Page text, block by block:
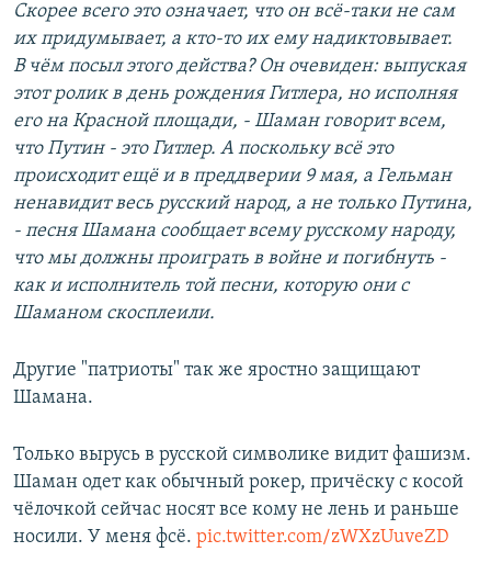
Скорее всего это означает, что он всё-таки не сам
их придумывает, а кто-то их ему надиктовывает.
В чём посыл этого действа? Он очевиден: выпуская
этот ролик в день рождения Гитлера, но исполняя
его на Красной площади, - Шаман говорит всем,
что Путин - это Гитлер. А поскольку всё это
происходит ещё и в преддверии 9 мая, а Гельман
ненавидит весь русский народ, а не только Путина,
- песня Шамана сообщает всему русскому народу,
что мы должны проиграть в войне и погибнуть -
как и исполнитель той песни, которую они с
Шаманом скосплеили.
Другие "патриоты" так же яростно защищают
Шамана.
Только вырусь в русской символике видит фашизм.
Шаман одет как обычный рокер, причёску с косой
чёлочкой сейчас носят все кому не лень и раньше
носили. У меня фсё. pic.twitter.com/zWXzUuveZD